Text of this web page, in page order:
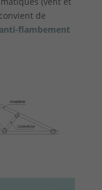
de
flambement